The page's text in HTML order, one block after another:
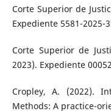
Corte Superior de
Expediente 5581-2025-
Corte Superior de
2023). Expediente
Cropley, A. (2022).
Methods: A practice-